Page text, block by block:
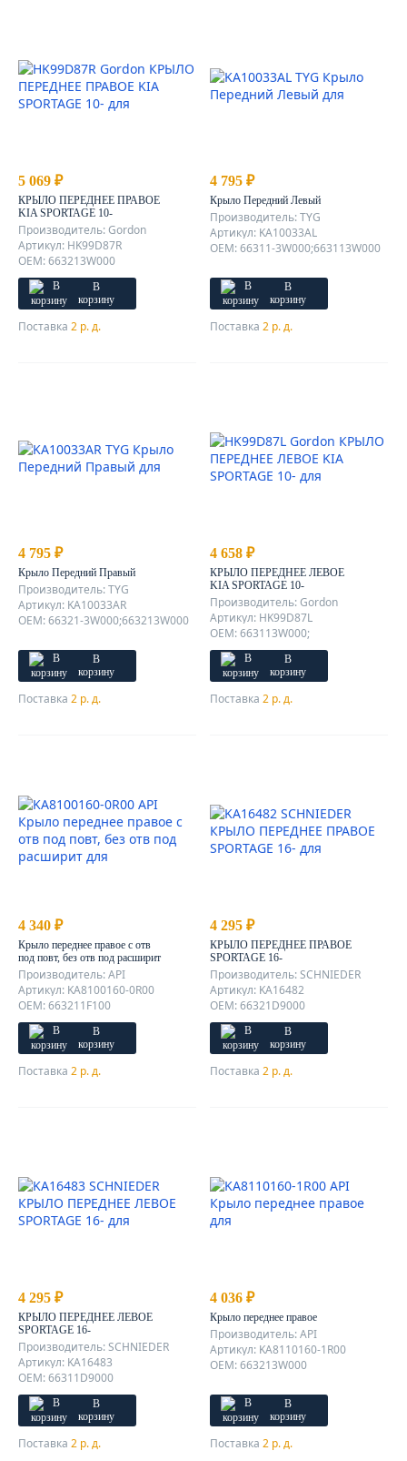
5 069 ₽
КРЫЛО ПЕРЕДНЕЕ ПРАВОЕ
KIA SPORTAGE 10-
Производитель: Gordon
Артикул: HK99D87R
OEM: 663213W000
В
корзину
Поставка 2 р. д.
4 795 ₽
Крыло Передний Левый
Производитель: TYG
Артикул: KA10033AL
OEM: 66311-3W000;663113W000
В
корзину
Поставка 2 р. д.
4 795 ₽
Крыло Передний Правый
Производитель: TYG
Артикул: KA10033AR
OEM: 66321-3W000;663213W000
В
корзину
Поставка 2 р. д.
4 658 ₽
КРЫЛО ПЕРЕДНЕЕ ЛЕВОЕ
KIA SPORTAGE 10-
Производитель: Gordon
Артикул: HK99D87L
OEM: 663113W000;
В
корзину
Поставка 2 р. д.
4 340 ₽
Крыло переднее правое с отв
под повт, без отв под расширит
Производитель: API
Артикул: KA8100160-0R00
OEM: 663211F100
В
корзину
Поставка 2 р. д.
4 295 ₽
КРЫЛО ПЕРЕДНЕЕ ПРАВОЕ
SPORTAGE 16-
Производитель: SCHNIEDER
Артикул: KA16482
OEM: 66321D9000
В
корзину
Поставка 2 р. д.
4 295 ₽
КРЫЛО ПЕРЕДНЕЕ ЛЕВОЕ
SPORTAGE 16-
Производитель: SCHNIEDER
Артикул: KA16483
OEM: 66311D9000
В
корзину
Поставка 2 р. д.
4 036 ₽
Крыло переднее правое
Производитель: API
Артикул: KA8110160-1R00
OEM: 663213W000
В
корзину
Поставка 2 р. д.